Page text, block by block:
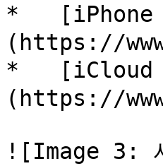
*   [iPhone
(https://
*   [iCloud
(https://
![Image 3: